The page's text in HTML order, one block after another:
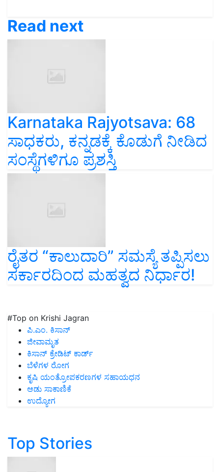
Read next
Karnataka Rajyotsava: 68
ಸಾಧಕರು, ಕನ್ನಡಕ್ಕೆ ಕೊಡುಗೆ ನೀಡಿದ
ಸಂಸ್ಥೆಗಳಿಗೂ ಪ್ರಶಸ್ತಿ
ರೈತರ “ಕಾಲುದಾರಿ” ಸಮಸ್ಯೆ ತಪ್ಪಿಸಲು
ಸರ್ಕಾರದಿಂದ ಮಹತ್ವದ ನಿರ್ಧಾರ!
#Top on Krishi Jagran
ಪಿ.ಎಂ. ಕಿಸಾನ್
ಜೀವಾಮೃತ
ಕಿಸಾನ್ ಕ್ರೇಡಿಟ್ ಕಾರ್ಡ್
ಬೆಳೆಗಳ ರೋಗ
ಕೃಷಿ ಯಂತ್ರೋಪಕರಣಗಳ ಸಹಾಯಧನ
ಆಡು ಸಾಕಾಣಿಕೆ
ಉದ್ಯೋಗ
Top Stories